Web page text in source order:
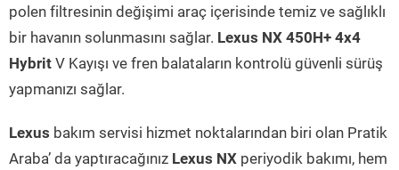
polen filtresinin değişimi araç içerisinde temiz ve sağlıklı
bir havanın solunmasını sağlar. Lexus NX 450H+ 4x4
Hybrit V Kayışı ve fren balataların kontrolü güvenli sürüş
yapmanızı sağlar.
Lexus bakım servisi hizmet noktalarından biri olan Pratik
Araba’ da yaptıracağınız Lexus NX periyodik bakımı, hem